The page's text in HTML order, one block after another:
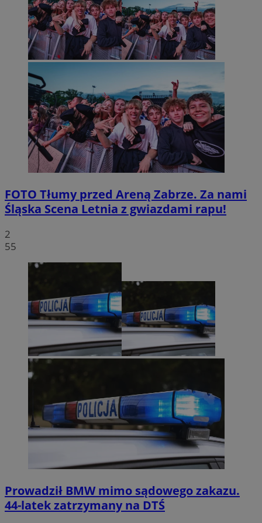
FOTO Tłumy przed Areną Zabrze. Za nami
Śląska Scena Letnia z gwiazdami rapu!
2
55
Prowadził BMW mimo sądowego zakazu.
44-latek zatrzymany na DTŚ